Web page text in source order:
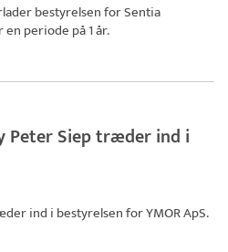
bestyrelsen forSentia
periode på 1 år.
Peter Siep træder ind i
ind i bestyrelsen forYMOR ApS.